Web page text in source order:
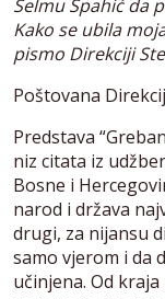
Selmu Spahić da
Kako se ubila
pismo Direkciji
Poštovana
Predstava
niz citata iz
Bosne i
narod i država
drugi, za nijansu
samo vjerom i da
učinjena. Od